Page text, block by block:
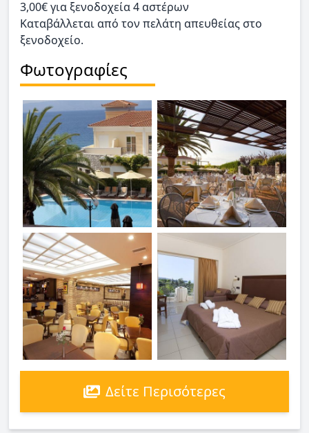
3,00€ για ξενοδοχεία 4 αστέρων
Καταβάλλεται από τον πελάτη απευθείας στο
ξενοδοχείο.
Φωτογραφίες
Δείτε Περισότερες